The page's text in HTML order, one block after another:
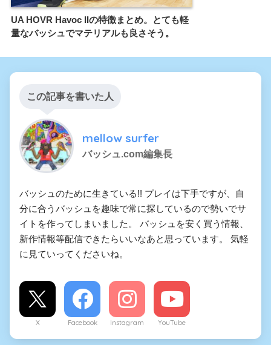
UA HOVR Havoc IIの特徴まとめ。とても軽
量なバッシュでマテリアルも良さそう。
この記事を書いた人
mellow surfer
バッシュ.com編集長
バッシュのために生きている!! プレイは下手ですが、自
分に合うバッシュを趣味で常に探しているので勢いでサ
イトを作ってしまいました。 バッシュを安く買う情報、
新作情報等配信できたらいいなあと思っています。 気軽
に見ていってくださいね。
X Facebook Instagram YouTube